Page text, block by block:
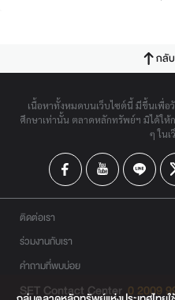
กลั
เนื้อหาทั้งหมดบนเว็บไซต์นี้ มีขึ้นเพื่อ
ศึกษาเท่านั้น ตลาดหลักทรัพย์ฯ มิได้ให้
ๆ ใน
ติดต่อเรา
ร่วมงานกับเรา
คำถามที่พบบ่อย
SET Contact Center 0 2009